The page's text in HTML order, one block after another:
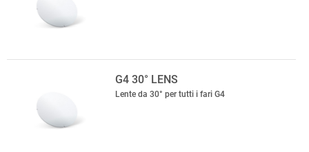
G4 30° LENS
Lente da 30° per tutti i fari G4